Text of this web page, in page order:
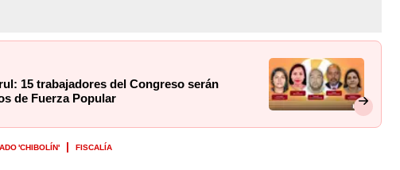
15 trabajadores del Congreso serán
de Fuerza Popular
'CHIBOLÍN' FISCALÍA